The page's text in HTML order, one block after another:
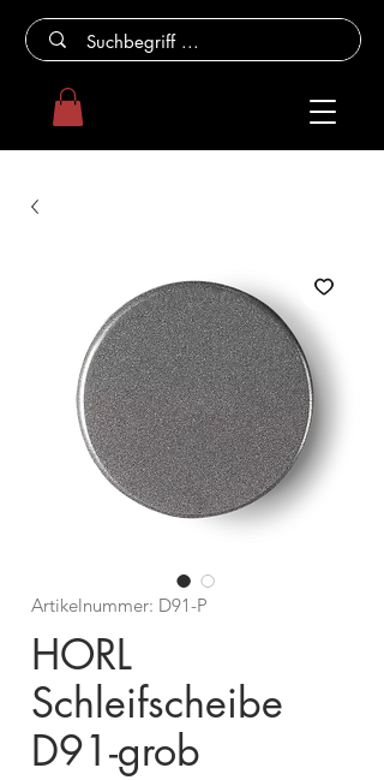
Artikelnummer: D91-P
HORL
Schleifscheibe
D91-grob